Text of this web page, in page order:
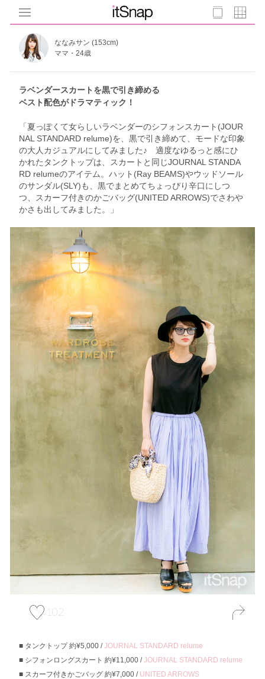
ななみサン (153cm)
ママ・24歳
ラベンダースカートを黒で引き締める
ベスト配色がドラマティック！
「夏っぽくて女らしいラベンダーのシフォンスカート(JOUR
NAL STANDARD relume)を、黒で引き締めて、モードな印象
の大人カジュアルにしてみました♪ 適度なゆるっと感にひ
かれたタンクトップは、スカートと同じJOURNAL STANDA
RD relumeのアイテム。ハット(Ray BEAMS)やウッドソール
のサンダル(SLY)も、黒でまとめてちょっぴり辛口にしつ
つ、スカーフ付きのかごバッグ(UNITED ARROWS)でさわや
かさも出してみました。」
102
タンクトップ 約¥5,000 /JOURNAL STANDARD relume
シフォンロングスカート 約¥11,000 /JOURNAL STANDARD relume
スカーフ付きかごバッグ 約¥7,000 / UNITED ARROWS